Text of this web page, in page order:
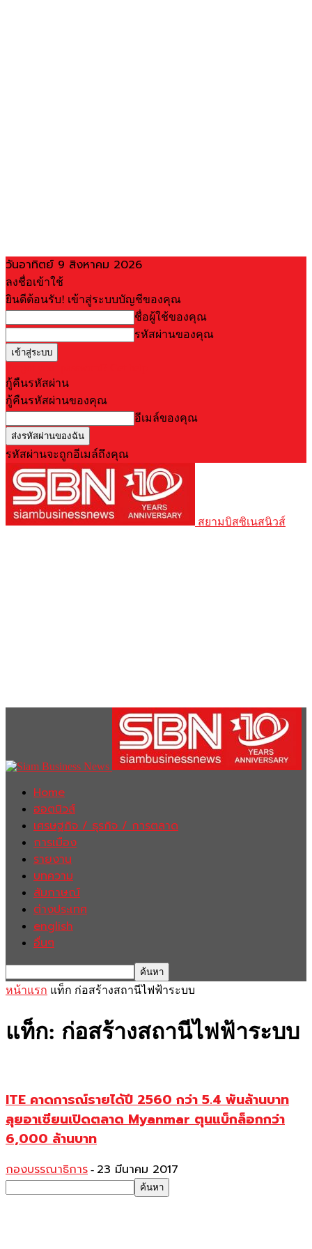
วันอาทิตย์ 9 สิงหาคม 2026
ลงชื่อเข้าใช้
ยินดีต้อนรับ! เข้าสู่ระบบบัญชีของคุณ
ชื่อผู้ใช้ของคุณ
รหัสผ่านของคุณ
กู้คืนรหัสผ่าน
กู้คืนรหัสผ่านของคุณ
อีเมล์ของคุณ
รหัสผ่านจะถูกอีเมล์ถึงคุณ
สยามบิสซิเนสนิวส์
Home
ฮอตนิวส์
เศรษฐกิจ / ธุรกิจ / การตลาด
การเมือง
รายงาน
บทความ
สัมภาษณ์
ต่างประเทศ
english
อื่นๆ
หน้าแรก แท็ก ก่อสร้างสถานีไฟฟ้าระบบ
แท็ก: ก่อสร้างสถานีไฟฟ้าระบบ
ITE คาดการณ์รายได้ปี 2560 กว่า 5.4 พันล้านบาท
ลุยอาเซียนเปิดตลาด Myanmar ตุนแบ็กล็อกกว่า
6,000 ล้านบาท
กองบรรณาธิการ - 23 มีนาคม 2017